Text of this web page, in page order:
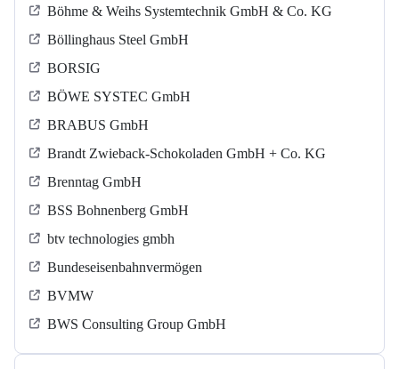
Böhme & Weihs Systemtechnik GmbH & Co. KG
Böllinghaus Steel GmbH
BORSIG
BÖWE SYSTEC GmbH
BRABUS GmbH
Brandt Zwieback-Schokoladen GmbH + Co. KG
Brenntag GmbH
BSS Bohnenberg GmbH
btv technologies gmbh
Bundeseisenbahnvermögen
BVMW
BWS Consulting Group GmbH